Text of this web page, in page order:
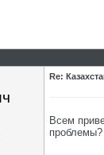
Re:
Всем
проблемы?